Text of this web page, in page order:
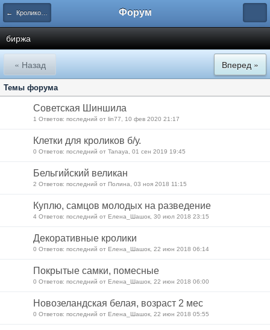
← Кролиководство Форум
биржа
« Назад Вперед »
Темы форума
Советская Шиншила
1 Ответов: последний от lin77, 10 фев 2020 21:17
Клетки для кроликов б/у.
0 Ответов: последний от Tanaya, 01 сен 2019 19:45
Бельгийский великан
2 Ответов: последний от Полина, 03 ноя 2018 11:15
Куплю, самцов молодых на разведение
4 Ответов: последний от Елена_Шашок, 30 июл 2018 23:15
Декоративные кролики
0 Ответов: последний от Елена_Шашок, 22 июн 2018 06:14
Покрытые самки, помесные
0 Ответов: последний от Елена_Шашок, 22 июн 2018 06:00
Новозеландская белая, возраст 2 мес
0 Ответов: последний от Елена_Шашок, 22 июн 2018 05:55